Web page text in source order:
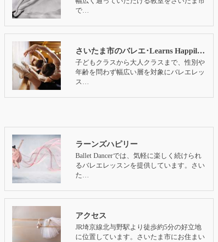
で…
さいたま市のバレエ･Learns Happilyのお客様の声
子どもクラスから大人クラスまで、性別や
年齢を問わず幅広い層を対象にバレエレッ
ス…
ラーンズハピリー
Ballet Dancerでは、気軽に楽しく続けられ
るバレエレッスンを提供しています。さい
た…
アクセス
JR埼京線北与野駅より徒歩約5分の好立地
に位置しています。さいたま市にお住まい